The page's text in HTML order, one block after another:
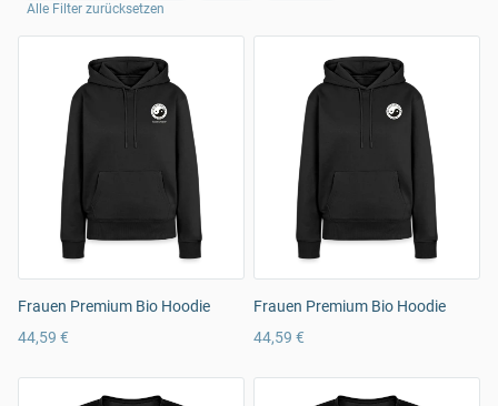
Alle Filter zurücksetzen
Frauen Premium Bio Hoodie
44,59 €
Frauen Premium Bio Hoodie
44,59 €